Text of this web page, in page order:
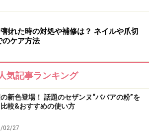
モイスチャーリッチクリーム
れるはず
が多いアメリカ発のサイエンスコス
ロジーによって、日本人の肌に合わ
います。サイエンスコスメの中でも
割れた時の対処や補修は？ ネイルや爪切
のケア方法
気記事ランキング
新色登場！ 話題のセザンヌ“ババアの粉”を
較&おすすめの使い方
02/27